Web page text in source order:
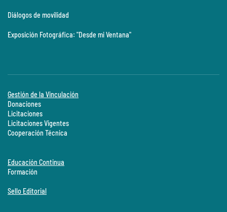
Diálogos de movilidad
Exposición Fotográfica: "Desde mi Ventana"
Gestión de la Vinculación
Donaciones
Licitaciones
Licitaciones Vigentes
Cooperación Técnica
Educación Continua
Formación
Sello Editorial